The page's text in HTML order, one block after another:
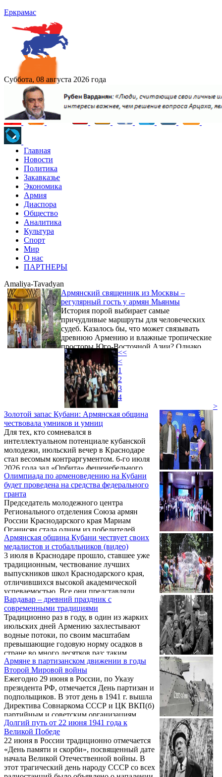
Еркрамас
Суббота, 08 августа 2026 года
Главная
Новости
Политика
Закавказье
Экономика
Армия
Диаспора
Общество
Аналитика
Культура
Спорт
Мир
О нас
ПАРТНЕРЫ
Amaliya-Tavadyan
Армянский священник из Москвы –
регулярный гость у армян Мьянмы
История порой выбирает самые
причудливые маршруты для человеческих
судеб. Казалось бы, что может связывать
древнюю Армению и влажные тропические
просторы Юго-Восточной Азии? Однако
именно здесь, среди золотых буддийских
пагод Мьянмы (бывшей Бирмы),
разворачивалась удивительная сага
армянской диаспоры, которая на
протяжении столетий умудрялась
балансировать между милостью местных
королей, подозрительностью британских
колонизаторов и верностью собственным
корням.
Золотой запас Кубани: Армянская община
чествовала умников и умниц
Для тех, кто сомневался в
интеллектуальном потенциале кубанской
молодежи, июльский вечер в Краснодаре
стал весомым контраргументом. 6-го июля
2026 года зал «Орбита» фешенебельного
отеля Crown Plaza превратился в эпицентр
концентрации кубанского интеллекта. Здесь
Региональное отделение Союза армян
России Краснодарского края провело
торжественное чествование
представляющих армянскую общину
выпускников, которые доказали: единый
государственный экзамен — это не
приговор, а отличная площадка для личного
...
Олимпиада по арменоведению на Кубани
будет проведена на средства федерального
гранта
Председатель молодежного центра
Регионального отделения Союза армян
России Краснодарского края Мариам
Оганисян стала одним из победителей
федерального грантового конкурса
«Росмолодежь.Гранты» от Федерального
агентства по делам молодежи. Победители
конкурса были названы в рамках форума
инициативной молодёжи «Юфорум»,
который с 23 по 25 октября проводился в
пос. Джубга Туапсинского р-на.
Армянская община Кубани чествует своих
медалистов и стобалльников (видео)
3 июля в Краснодаре прошло, ставшее уже
традиционным, чествование лучших
выпускников школ Краснодарского края,
отличившихся высокой академической
успеваемостью. Все они представляли
армянские общины городов и районов
Кубани.
Вардавар – древний праздник с
современными традициями
Традиционно раз в году, в один из жарких
июльских дней Армению захлестывают
водные потоки, по своим масштабам
превышающие годовую норму осадков в
стране во много десятков раз: таким
образом, соскучившиеся по прохладе и
отдающие дань тысячелетним традициям
армяне отмечают праздник Вардавар. От
участи быть облитым прохожих не спасает
ни возраст, ни «европейское» лицо, ни
костюм блюстителя порядка. В
особенности, армянские полицейские
тщательно готовятся к всенародному
празднику: арсенал допустимого ...
Армяне в партизанском движении в годы
Второй Мировой войны
Ежегодно 29 июня в России, по Указу
президента РФ, отмечается День партизан и
подпольщиков. В этот день в 1941 г. вышла
Директива Совнаркома СССР и ЦК ВКП(б)
партийным и советским организациям
прифронтовых областей, в которой
указывалась необходимость создания
диверсионных групп и партизанских
отрядов в занятых врагом районах для
борьбы с частями вражеской армии.
Долгий путь от 22 июня 1941 года к
Великой Победе
22 июня в России традиционно отмечается
«День памяти и скорби», посвященный дате
начала Великой Отечественной войны. В
этот трагический день народу СССР со всех
<<
<
1
2
3
4
>